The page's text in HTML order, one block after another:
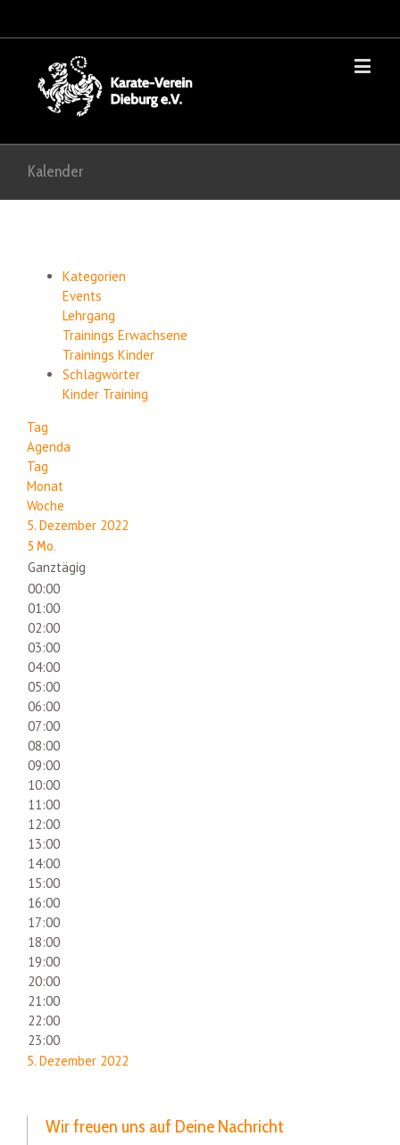
Kalender
Kategorien
Events
Lehrgang
Trainings Erwachsene
Trainings Kinder
Schlagwörter
Kinder Training
Tag
Agenda
Tag
Monat
Woche
5. Dezember 2022
5 Mo.
Ganztägig
00:00
01:00
02:00
03:00
04:00
05:00
06:00
07:00
08:00
09:00
10:00
11:00
12:00
13:00
14:00
15:00
16:00
17:00
18:00
19:00
20:00
21:00
22:00
23:00
5. Dezember 2022
Wir freuen uns auf Deine Nachricht